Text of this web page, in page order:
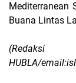
Mediterranean
Buana Lintas
HUBLA/